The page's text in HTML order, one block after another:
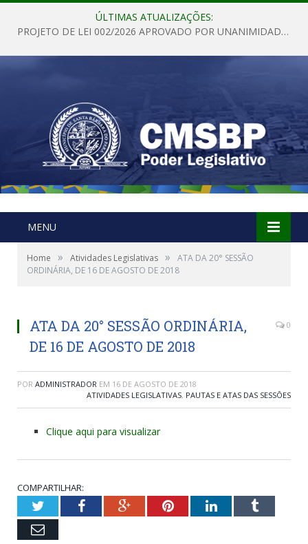
ÚLTIMAS ATUALIZAÇÕES:
PROJETO DE LEI 002/2026 APROVADO POR UNANIMIDADE EM SESSÃO ORDINÁRIA NESTA QUINTA – FEIRA 28 DE MAIO DE 2026
MENU
Home » Atividades Legislativas »
ATA DA 20° SESSÃO
ORDINÁRIA, DE 16 DE AGOSTO DE 2018
ATA DA 20° SESSÃO ORDINÁRIA,
DE 16 DE AGOSTO DE 2018
0
POR ADMINISTRADOR EM 16 DE AGOSTO DE 2018
ATIVIDADES LEGISLATIVAS, PAUTAS E ATAS DAS SESSÕES
Clique aqui para visualizar
COMPARTILHAR:
TwitterFacebookGoogle+PinterestLinkedInTumblr
Email